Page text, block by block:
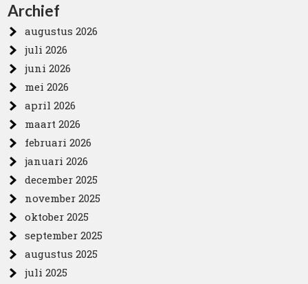
Archief
augustus 2026
juli 2026
juni 2026
mei 2026
april 2026
maart 2026
februari 2026
januari 2026
december 2025
november 2025
oktober 2025
september 2025
augustus 2025
juli 2025